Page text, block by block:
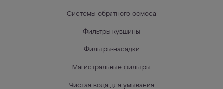
Системы обратного осмоса
Фильтры-кувшины
Фильтры-насадки
Магистральные фильтры
Чистая вода для умывания